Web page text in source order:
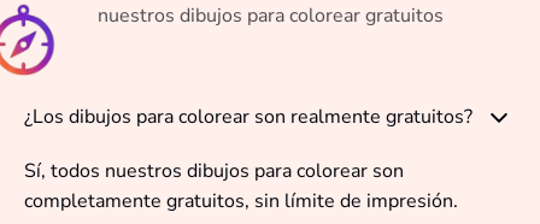
nuestros dibujos para colorear gratuitos
¿Los dibujos para colorear son realmente gratuitos?
Sí, todos nuestros dibujos para colorear son
completamente gratuitos, sin límite de impresión.